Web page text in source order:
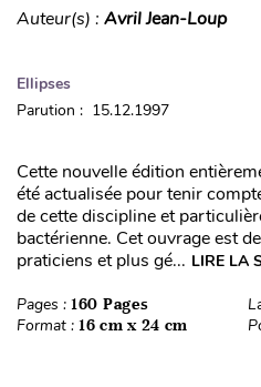
Auteur(s) : Avril Jean-Loup
Ellipses
Parution : 15.12.1997
Cette nouvelle édition
été actualisée pour tenir
de cette discipline et
bactérienne. Cet ouvrage est
praticiens et plus gé... LIRE LA
Pages : 160 Pages
Format : 16 cm x 24 cm